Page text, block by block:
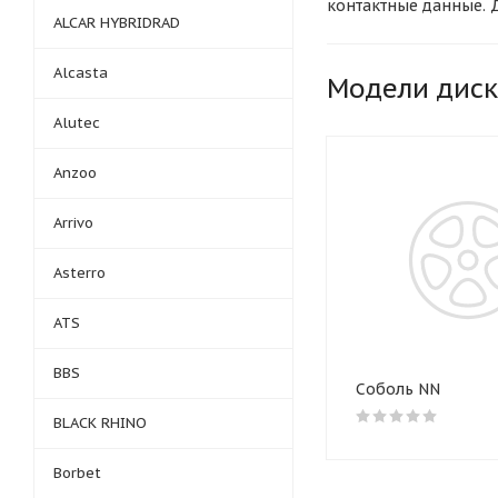
контактные данные.
Выберите любой
Модели
Соболь NN
ALCAR HYBRIDRAD
Alcasta
Alutec
Anzoo
Arrivo
Asterro
ATS
BBS
BLACK RHINO
Borbet